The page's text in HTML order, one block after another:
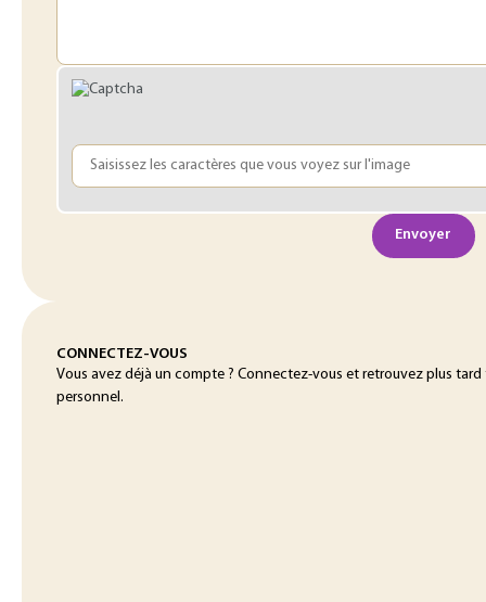
Envoyer
CONNECTEZ-VOUS
Vous avez déjà un compte ? Connectez-vous et retrouvez plus
personnel.